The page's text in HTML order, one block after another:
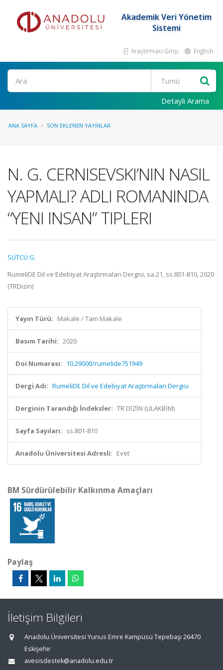
Akademik Veri Yönetim
Sistemi
Araştırmacı Girişi English
Ara
Detaylı Arama
ANA SAYFA SON EKLENEN YAYINLAR
N. G. CERNISEVSKI’NIN NASIL
YAPMALI? ADLI ROMANINDA
“YENI INSAN” TIPLERI
SÜTCÜ G.
RumeliDE Dil ve Edebiyat Araştırmaları Dergisi, sa.21, ss.801-810, 2020
(TRDizin)
Yayın Türü: Makale / Tam Makale
Basım Tarihi: 2020
Doi Numarası: 10.29000/rumelide751949
Dergi Adı: RumeliDE Dil ve Edebiyat Araştırmaları Dergisi
Derginin Tarandığı İndeksler: TR DİZİN (ULAKBİM)
Sayfa Sayıları: ss.801-810
Anadolu Üniversitesi Adresli: Evet
BM Sürdürülebilir Kalkınma Amaçları
Paylaş
İletişim Bilgileri
Anadolu Üniversitesi Yunus Emre Kampüsü Tepebaşı 26470
Eskişehir
avesisdestek@anadolu.edu.tr